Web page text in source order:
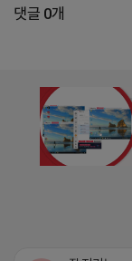
댓글 0개